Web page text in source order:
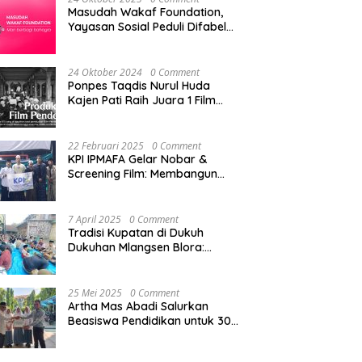
Masudah Wakaf Foundation,
Yayasan Sosial Peduli Difabel
24 Oktober 2024 0 Comment
Ponpes Taqdis Nurul Huda
Kajen Pati Raih Juara 1 Film
22 Februari 2025 0 Comment
KPI IPMAFA Gelar Nobar &
Screening Film: Membangun
7 April 2025 0 Comment
Tradisi Kupatan di Dukuh
Dukuhan Mlangsen Blora:
25 Mei 2025 0 Comment
Artha Mas Abadi Salurkan
Beasiswa Pendidikan untuk 300